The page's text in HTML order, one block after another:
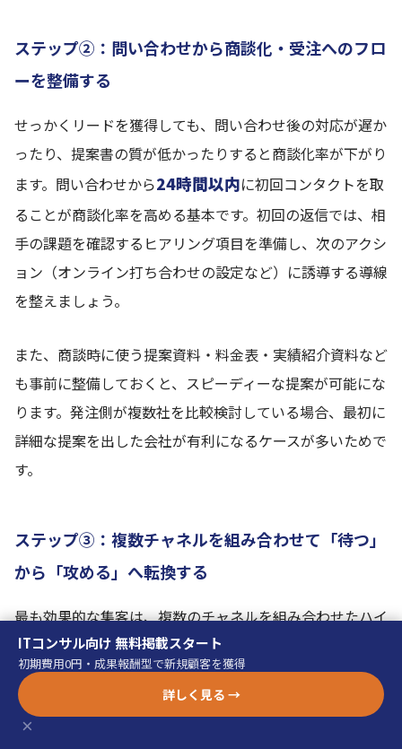
ステップ②：問い合わせから商談化・受注へのフロ
ーを整備する
せっかくリードを獲得しても、問い合わせ後の対応が遅か
ったり、提案書の質が低かったりすると商談化率が下がり
ます。問い合わせから24時間以内に初回コンタクトを取
ることが商談化率を高める基本です。初回の返信では、相
手の課題を確認するヒアリング項目を準備し、次のアクシ
ョン（オンライン打ち合わせの設定など）に誘導する導線
を整えましょう。
また、商談時に使う提案資料・料金表・実績紹介資料など
も事前に整備しておくと、スピーディーな提案が可能にな
ります。発注側が複数社を比較検討している場合、最初に
詳細な提案を出した会社が有利になるケースが多いためで
す。
ステップ③：複数チャネルを組み合わせて「待つ」
から「攻める」へ転換する
最も効果的な集客は、複数のチャネルを組み合わせたハイ
ブリッド型です。例えば、「成果報酬型ポータルサイトで
問い合わせを安定的に獲得しながら、SEOで中長期の流入
を育てる」という組み合わせが実践的です。成果報酬型で
即効性のあるリードを確保しつつ、コンテンツマーケティ
ITコンサル向け 無料掲載スタート
初期費用0円・成果報酬型で新規顧客を獲得
詳しく見る →
×